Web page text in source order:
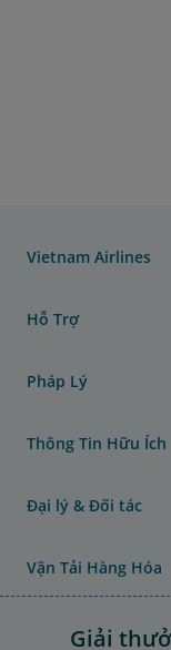
Vietnam Airlines
Hỗ Trợ
Pháp Lý
Thông Tin Hữu Ích
Đại lý & Đối tác
Vận Tải Hàng Hóa
Giải